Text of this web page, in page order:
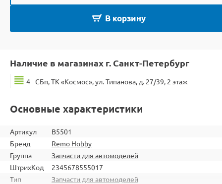
В корзину
Наличие в магазинах г. Санкт-Петербург
4 СБп, ТК «Космос», ул. Типанова, д. 27/39, 2 этаж
Основные характеристики
Артикул
B5501
Бренд
Remo Hobby
Группа
Запчасти для автомоделей
ШтрихКод
2345678555017
Тип
Запчасти для автомоделей